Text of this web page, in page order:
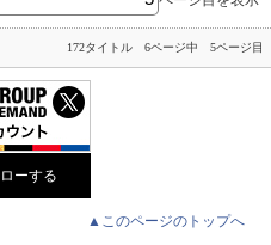
172タイトル 6ページ中 5ページ目
▲このページのトップへ